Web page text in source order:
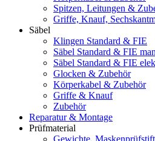
Spitzen, Leitungen &
Griffe, Knauf,
Säbel
Klingen Standard & FIE
Säbel Standard & FIE
Säbel Standard & FIE
Glocken & Zubehör
Körperkabel & Zubehör
Griffe & Knauf
Zubehör
Reparatur & Montage
Prüfmaterial
Gewichte,